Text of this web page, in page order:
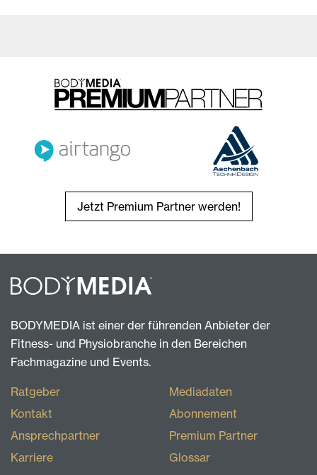
Jetzt Premium Partner werden!
BODYMEDIA ist einer der führenden Anbieter der
Fitness- und Physiobranche in den Bereichen
Fachmagazine und Events.
Ratgeber
Kontakt
Ansprechpartner
Karriere
Mediadaten
Abonnement
Premium Partner
Glossar